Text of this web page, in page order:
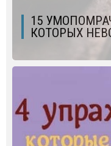
15
КОТОРЫХ